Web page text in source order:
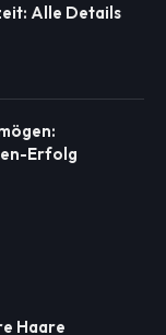
Alle Details
Erfolg
Haare